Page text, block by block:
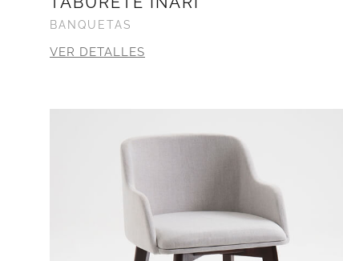
BANQUETAS
VER DETALLES